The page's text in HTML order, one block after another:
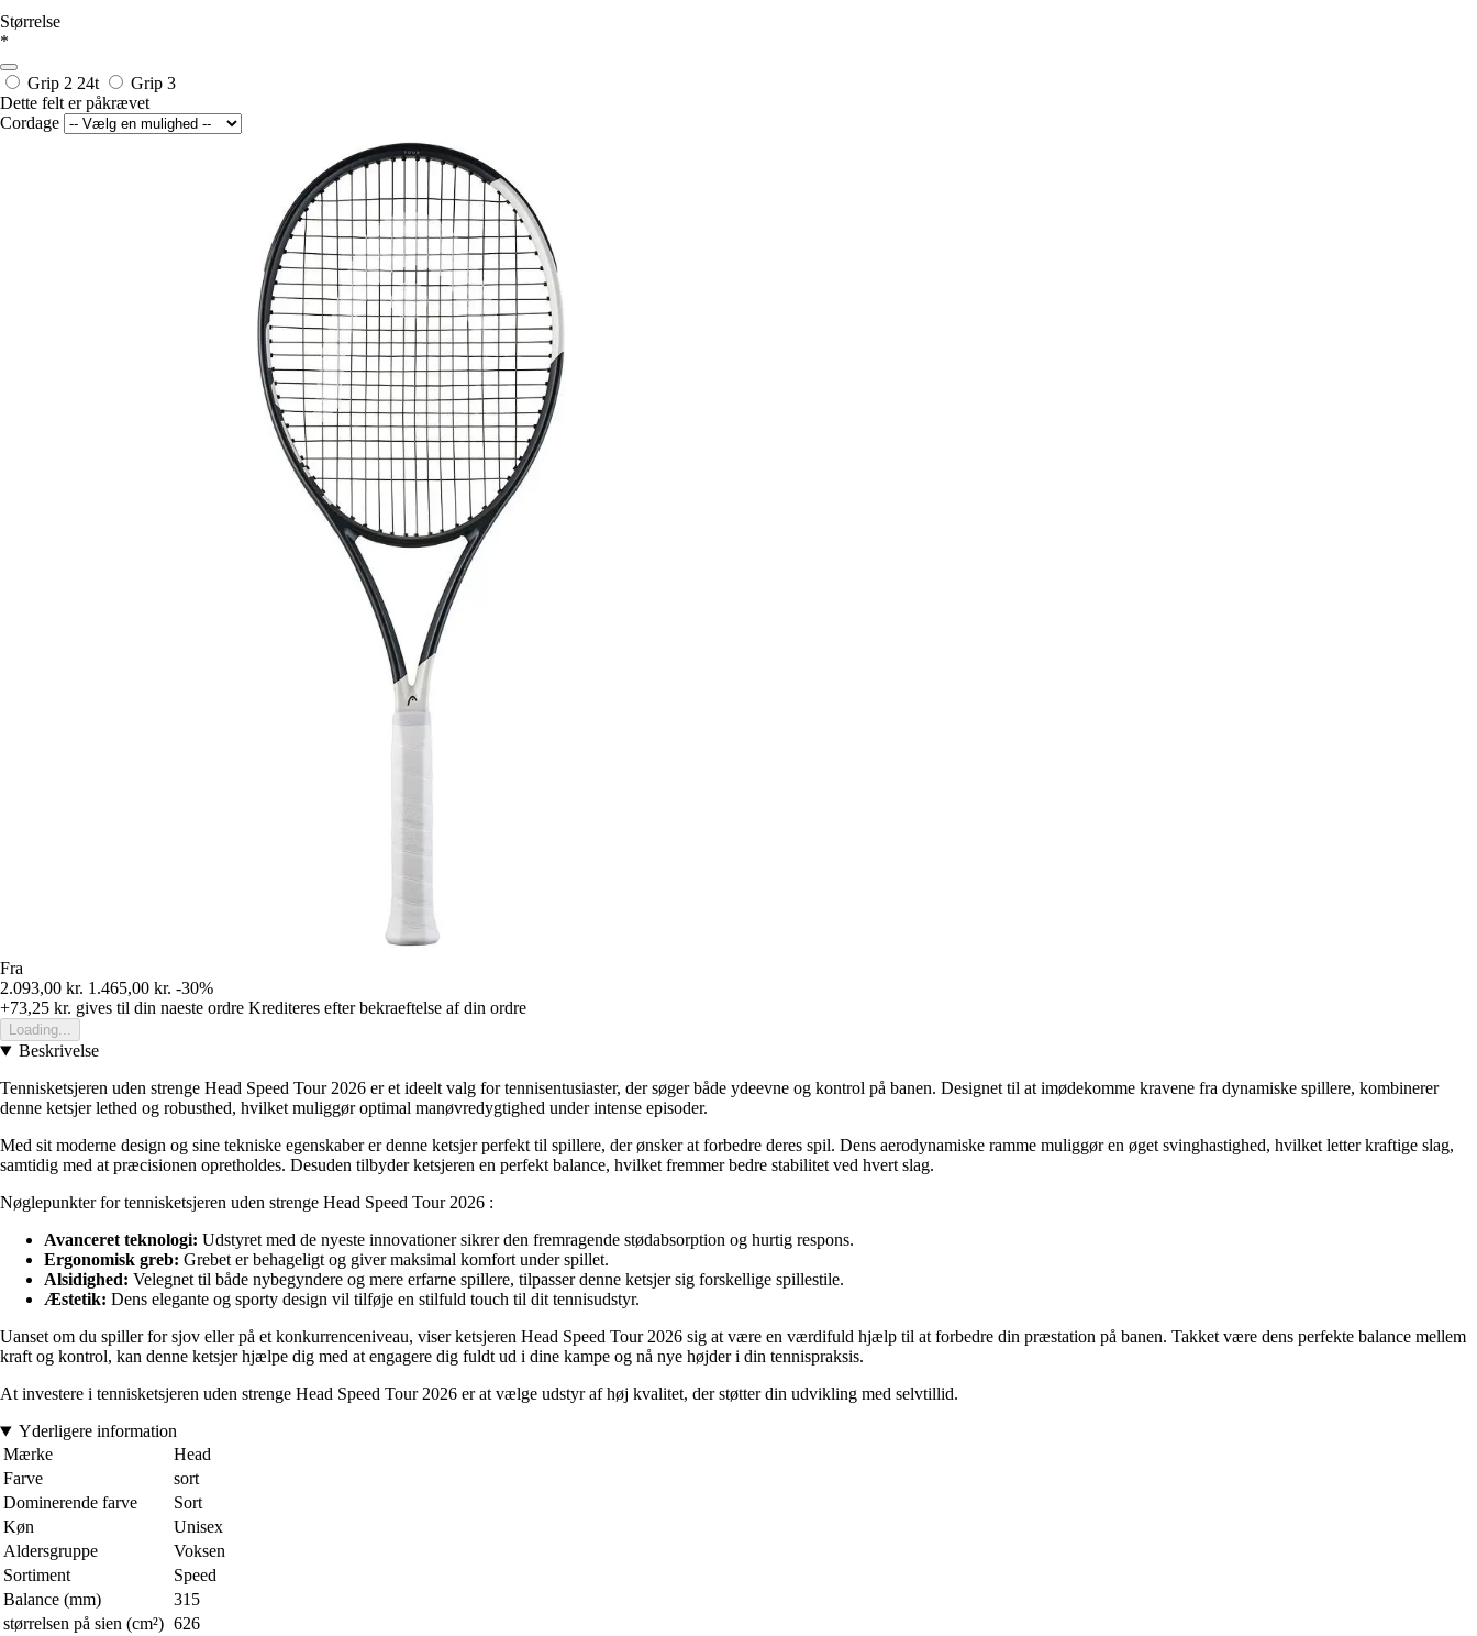
Størrelse
*
Grip 2 24t
Grip 3
Dette felt er påkrævet
Cordage
Fra
2.093,00 kr. 1.465,00 kr. -30%
+73,25 kr. gives til din naeste ordre Krediteres efter bekraeftelse af din ordre
Loading...
Beskrivelse
Tennisketsjeren uden strenge Head Speed Tour 2026 er et ideelt valg for tennisentusiaster, der søger både ydeevne og kontrol på banen. Designet til at imødekomme kravene fra dynamiske spillere, kombinerer
denne ketsjer lethed og robusthed, hvilket muliggør optimal manøvredygtighed under intense episoder.
Med sit moderne design og sine tekniske egenskaber er denne ketsjer perfekt til spillere, der ønsker at forbedre deres spil. Dens aerodynamiske ramme muliggør en øget svinghastighed, hvilket letter kraftige slag,
samtidig med at præcisionen opretholdes. Desuden tilbyder ketsjeren en perfekt balance, hvilket fremmer bedre stabilitet ved hvert slag.
Nøglepunkter for tennisketsjeren uden strenge Head Speed Tour 2026 :
Avanceret teknologi: Udstyret med de nyeste innovationer sikrer den fremragende stødabsorption og hurtig respons.
Ergonomisk greb: Grebet er behageligt og giver maksimal komfort under spillet.
Alsidighed: Velegnet til både nybegyndere og mere erfarne spillere, tilpasser denne ketsjer sig forskellige spillestile.
Æstetik: Dens elegante og sporty design vil tilføje en stilfuld touch til dit tennisudstyr.
Uanset om du spiller for sjov eller på et konkurrenceniveau, viser ketsjeren Head Speed Tour 2026 sig at være en værdifuld hjælp til at forbedre din præstation på banen. Takket være dens perfekte balance mellem
kraft og kontrol, kan denne ketsjer hjælpe dig med at engagere dig fuldt ud i dine kampe og nå nye højder i din tennispraksis.
At investere i tennisketsjeren uden strenge Head Speed Tour 2026 er at vælge udstyr af høj kvalitet, der støtter din udvikling med selvtillid.
Yderligere information
Mærke
Head
Farve
sort
Dominerende farve
Sort
Køn
Unisex
Aldersgruppe
Voksen
Sortiment
Speed
Balance (mm)
315
størrelsen på sien (cm²) 626